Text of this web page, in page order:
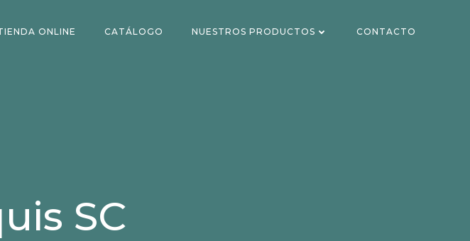
ONLINE CATÁLOGO NUESTROS PRODUCTOS CONTACTO
SC